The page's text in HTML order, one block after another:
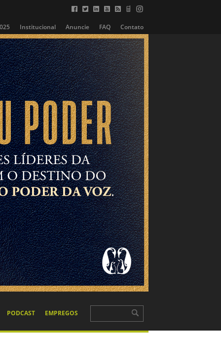
Institucional Anuncie FAQ Contato
PODCAST EMPREGOS